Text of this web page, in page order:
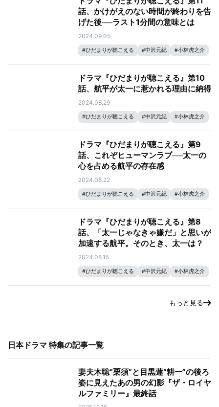
話、かけがえのない時間が終わりを告
げた後──ラスト1分間の意味とは
2024.09.05
#ひだまりが聴こえる #中沢元紀 #小林虎之介
ドラマ『ひだまりが聴こえる』第10
話、航平が太一に惹かれる理由に納得
2024.08.29
#ひだまりが聴こえる #中沢元紀 #小林虎之介
ドラマ『ひだまりが聴こえる』第9
話、これぞヒューマンラブ──太一の
心を占める航平の存在感
2024.08.22
#ひだまりが聴こえる #中沢元紀 #小林虎之介
ドラマ『ひだまりが聴こえる』第8
話、「太一じゃなきゃ嫌だ」と思いが
加速する航平。そのとき、太一は？
2024.08.15
#ひだまりが聴こえる #中沢元紀 #小林虎之介
もっと見る
日本ドラマ 特集の記事一覧
妻夫木聡“栗須”と目黒蓮“耕一”の後ろ
姿に見えたあの男の幻影『ザ・ロイヤ
ルファミリー』最終話